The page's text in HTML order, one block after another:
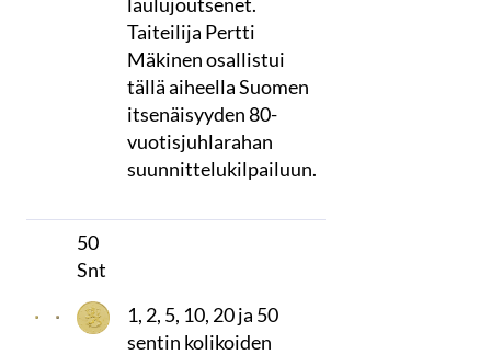
Taiteilija Pertti
Mäkinen osallistui
tällä aiheella Suomen
itsenäisyyden 80-
vuotisjuhlarahan
suunnittelukilpailuun.
50
Snt
1, 2, 5, 10, 20 ja 50
sentin kolikoiden